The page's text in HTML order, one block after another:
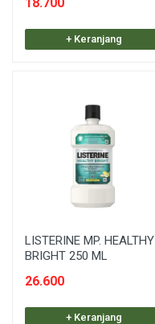
+ Keranjang
LISTERINE MP. HEALTHY
BRIGHT 250 ML
26.600
+ Keranjang